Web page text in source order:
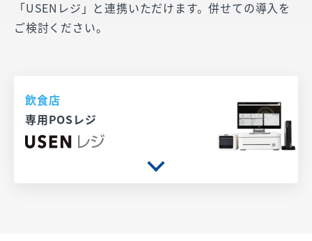
「USENレジ」と連携いただけます。併せての導入を
ご検討ください。
飲食店
専用POSレジ